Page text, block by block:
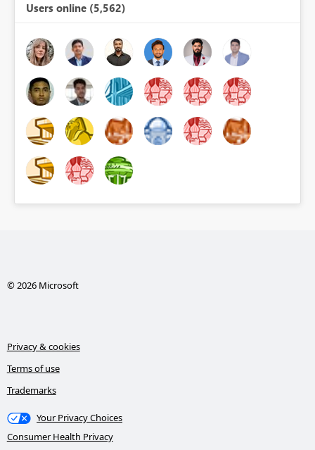
Users online (5,562)
© 2026 Microsoft
Privacy & cookies
Terms of use
Trademarks
Your Privacy Choices
Consumer Health Privacy